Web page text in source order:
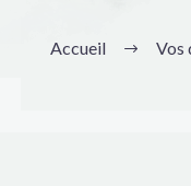
Accueil Vos